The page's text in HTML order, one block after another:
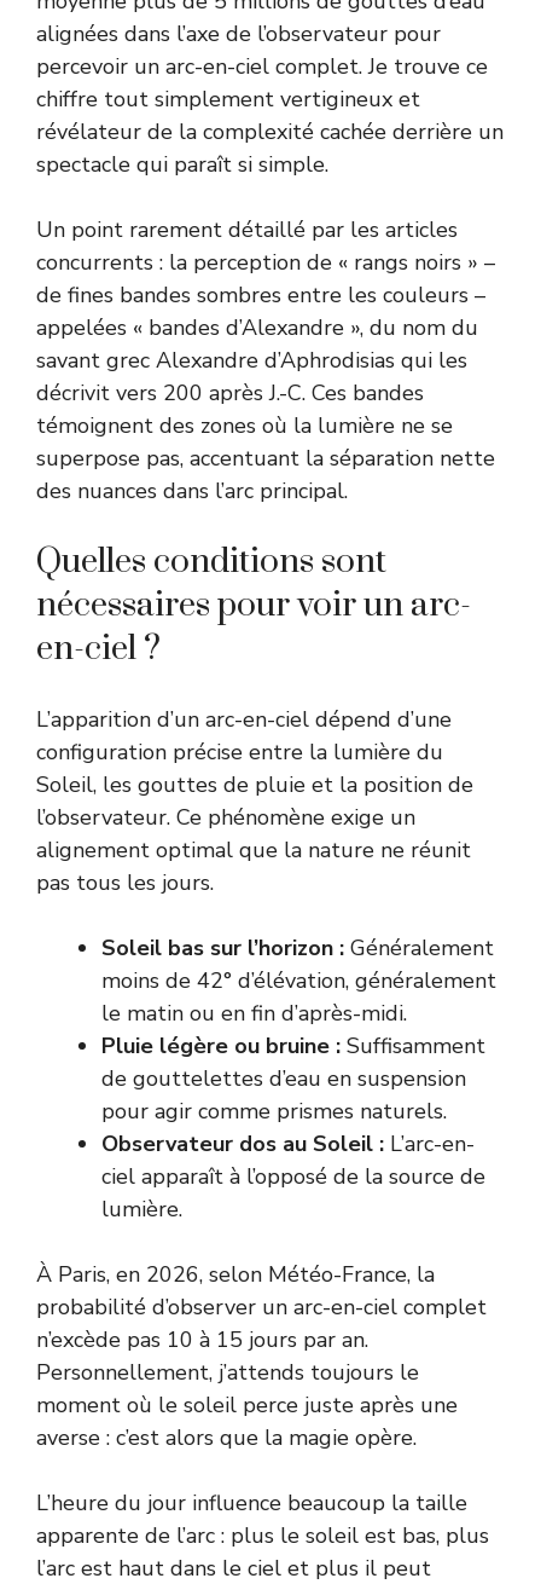
alignées dans l’axe de l’observateur pour
percevoir un arc-en-ciel complet. Je trouve ce
chiffre tout simplement vertigineux et
révélateur de la complexité cachée derrière un
spectacle qui paraît si simple.
Un point rarement détaillé par les articles
concurrents : la perception de « rangs noirs » –
de fines bandes sombres entre les couleurs –
appelées « bandes d’Alexandre », du nom du
savant grec Alexandre d’Aphrodisias qui les
décrivit vers 200 après J.-C. Ces bandes
témoignent des zones où la lumière ne se
superpose pas, accentuant la séparation nette
des nuances dans l’arc principal.
Quelles conditions sont
nécessaires pour voir un arc-
en-ciel ?
L’apparition d’un arc-en-ciel dépend d’une
configuration précise entre la lumière du
Soleil, les gouttes de pluie et la position de
l’observateur. Ce phénomène exige un
alignement optimal que la nature ne réunit
pas tous les jours.
Soleil bas sur l’horizon : Généralement
moins de 42° d’élévation, généralement
le matin ou en fin d’après-midi.
Pluie légère ou bruine : Suffisamment
de gouttelettes d’eau en suspension
pour agir comme prismes naturels.
Observateur dos au Soleil : L’arc-en-
ciel apparaît à l’opposé de la source de
lumière.
À Paris, en 2026, selon Météo-France, la
probabilité d’observer un arc-en-ciel complet
n’excède pas 10 à 15 jours par an.
Personnellement, j’attends toujours le
moment où le soleil perce juste après une
averse : c’est alors que la magie opère.
L’heure du jour influence beaucoup la taille
apparente de l’arc : plus le soleil est bas, plus
l’arc est haut dans le ciel et plus il peut